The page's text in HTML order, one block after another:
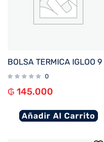
0
₲ 145.000
Añadir Al Carrito